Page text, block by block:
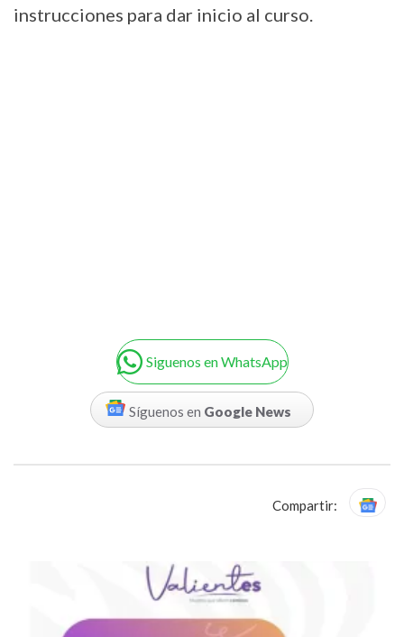
instrucciones para dar inicio al curso.
Siguenos en WhatsApp
Síguenos en Google News
Compartir: